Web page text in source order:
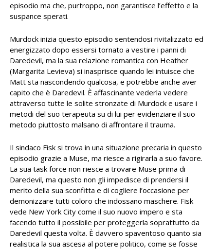
episodio ma che, purtroppo, non garantisce l’effetto e la
suspance sperati.
Murdock inizia questo episodio sentendosi rivitalizzato ed
energizzato dopo essersi tornato a vestire i panni di
Daredevil, ma la sua relazione romantica con Heather
(Margarita Levieva) si inasprisce quando lei intuisce che
Matt sta nascondendo qualcosa, e potrebbe anche aver
capito che è Daredevil. È affascinante vederla vedere
attraverso tutte le solite stronzate di Murdock e usare i
metodi del suo terapeuta su di lui per evidenziare il suo
metodo piuttosto malsano di affrontare il trauma.
Il sindaco Fisk si trova in una situazione precaria in questo
episodio grazie a Muse, ma riesce a rigirarla a suo favore.
La sua task force non riesce a trovare Muse prima di
Daredevil, ma questo non gli impedisce di prendersi il
merito della sua sconfitta e di cogliere l’occasione per
demonizzare tutti coloro che indossano maschere. Fisk
vede New York City come il suo nuovo impero e sta
facendo tutto il possibile per proteggerla soprattutto da
Daredevil questa volta. È davvero spaventoso quanto sia
realistica la sua ascesa al potere politico, come se fosse